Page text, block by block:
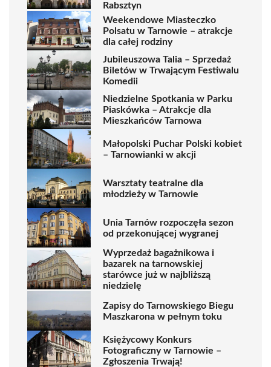
Rabsztyn
Weekendowe Miasteczko
Polsatu w Tarnowie – atrakcje
dla całej rodziny
Jubileuszowa Talia – Sprzedaż
Biletów w Trwającym Festiwalu
Komedii
Niedzielne Spotkania w Parku
Piaskówka – Atrakcje dla
Mieszkańców Tarnowa
Małopolski Puchar Polski kobiet
– Tarnowianki w akcji
Warsztaty teatralne dla
młodzieży w Tarnowie
Unia Tarnów rozpoczęła sezon
od przekonującej wygranej
Wyprzedaż bagażnikowa i
bazarek na tarnowskiej
starówce już w najbliższą
niedzielę
Zapisy do Tarnowskiego Biegu
Maszkarona w pełnym toku
Księżycowy Konkurs
Fotograficzny w Tarnowie –
Zgłoszenia Trwają!